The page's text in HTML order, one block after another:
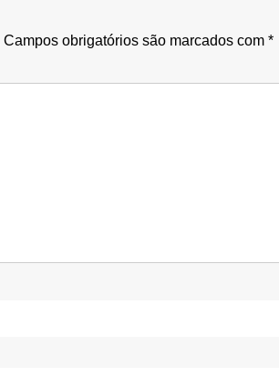
Campos obrigatórios são marcados com *